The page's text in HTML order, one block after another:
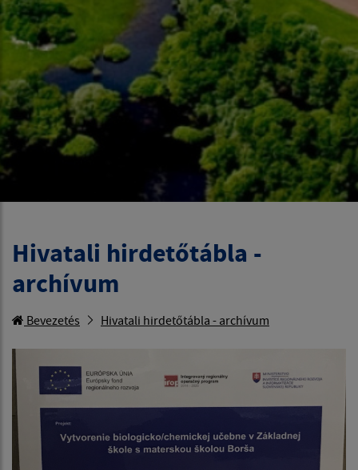
Hivatali hirdetőtábla -
archívum
Bevezetés Hivatali hirdetőtábla - archívum